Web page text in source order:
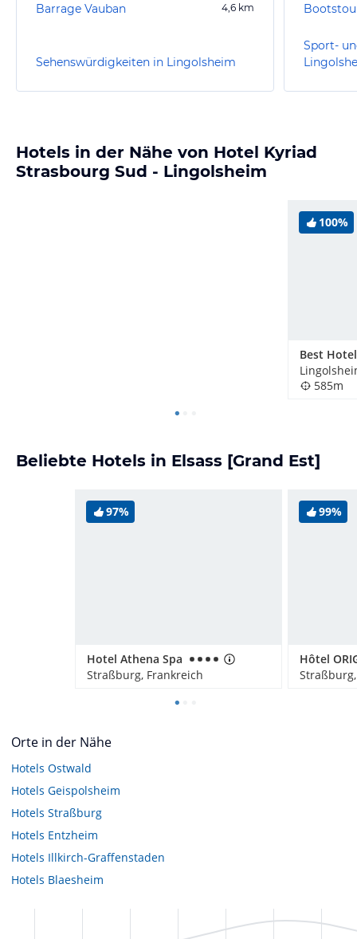
Barrage Vauban 4,6 km
Sehenswürdigkeiten in Lingolsheim
Sport-
Hotels in der Nähe von Hotel Kyriad
Strasbourg Sud - Lingolsheim
100%
585m
Beliebte Hotels in Elsass [Grand Est]
97%
Hotel Athena Spa
Straßburg, Frankreich
99%
Hôtel
Orte in der Nähe
Hotels Ostwald
Hotels Geispolsheim
Hotels Straßburg
Hotels Entzheim
Hotels Illkirch-Graffenstaden
Hotels Blaesheim